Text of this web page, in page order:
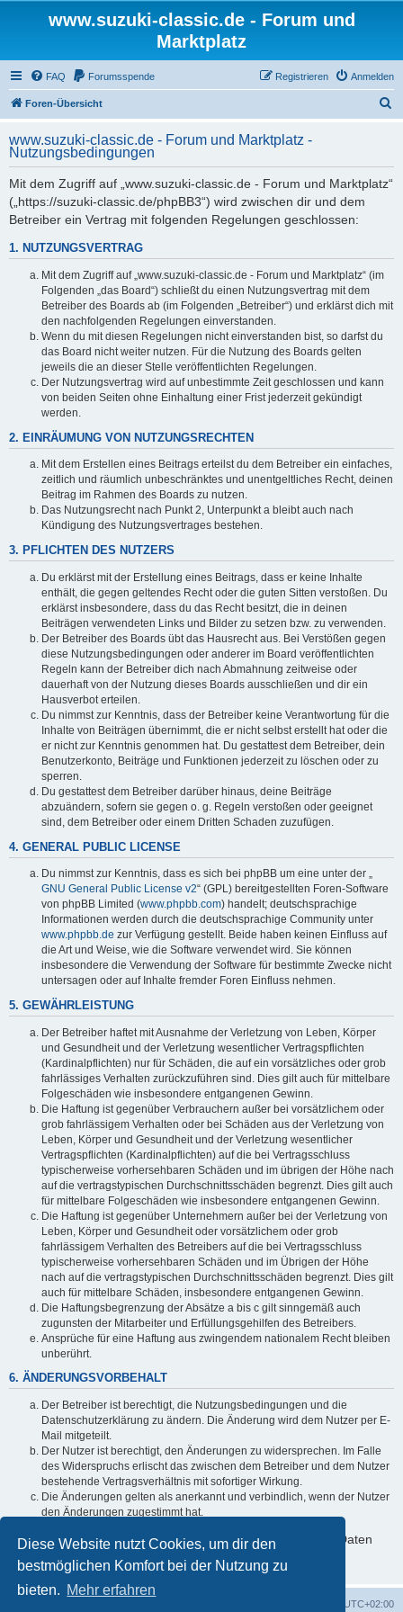
Diese Website nutzt Cookies, um dir den
bestmöglichen Komfort bei der Nutzung zu
bieten. Mehr erfahren
www.suzuki-classic.de - Forum und
Marktplatz
FAQ Forumsspende Anmelden
Registrieren
Foren-Übersicht
h
www.suzuki-classic.de - Forum und Marktplatz -
Nutzungsbedingungen
Mit dem Zugriff auf „www.suzuki-classic.de - Forum und Marktplatz“
(„https://suzuki-classic.de/phpBB3“) wird zwischen dir und dem
Betreiber ein Vertrag mit folgenden Regelungen geschlossen:
1. NUTZUNGSVERTRAG
Mit dem Zugriff auf „www.suzuki-classic.de - Forum und Marktplatz“ (im
Folgenden „das Board“) schließt du einen Nutzungsvertrag mit dem
Betreiber des Boards ab (im Folgenden „Betreiber“) und erklärst dich mit
den nachfolgenden Regelungen einverstanden.
Wenn du mit diesen Regelungen nicht einverstanden bist, so darfst du
das Board nicht weiter nutzen. Für die Nutzung des Boards gelten
jeweils die an dieser Stelle veröffentlichten Regelungen.
Der Nutzungsvertrag wird auf unbestimmte Zeit geschlossen und kann
von beiden Seiten ohne Einhaltung einer Frist jederzeit gekündigt
werden.
2. EINRÄUMUNG VON NUTZUNGSRECHTEN
Mit dem Erstellen eines Beitrags erteilst du dem Betreiber ein einfaches,
zeitlich und räumlich unbeschränktes und unentgeltliches Recht, deinen
Beitrag im Rahmen des Boards zu nutzen.
Das Nutzungsrecht nach Punkt 2, Unterpunkt a bleibt auch nach
Kündigung des Nutzungsvertrages bestehen.
3. PFLICHTEN DES NUTZERS
Du erklärst mit der Erstellung eines Beitrags, dass er keine Inhalte
enthält, die gegen geltendes Recht oder die guten Sitten verstoßen. Du
erklärst insbesondere, dass du das Recht besitzt, die in deinen
Beiträgen verwendeten Links und Bilder zu setzen bzw. zu verwenden.
Der Betreiber des Boards übt das Hausrecht aus. Bei Verstößen gegen
diese Nutzungsbedingungen oder anderer im Board veröffentlichten
Regeln kann der Betreiber dich nach Abmahnung zeitweise oder
dauerhaft von der Nutzung dieses Boards ausschließen und dir ein
Hausverbot erteilen.
Du nimmst zur Kenntnis, dass der Betreiber keine Verantwortung für die
Inhalte von Beiträgen übernimmt, die er nicht selbst erstellt hat oder die
er nicht zur Kenntnis genommen hat. Du gestattest dem Betreiber, dein
Benutzerkonto, Beiträge und Funktionen jederzeit zu löschen oder zu
sperren.
Du gestattest dem Betreiber darüber hinaus, deine Beiträge
abzuändern, sofern sie gegen o. g. Regeln verstoßen oder geeignet
sind, dem Betreiber oder einem Dritten Schaden zuzufügen.
4. GENERAL PUBLIC LICENSE
Du nimmst zur Kenntnis, dass es sich bei phpBB um eine unter der „
GNU General Public License v2“ (GPL) bereitgestellten Foren-Software
von phpBB Limited (www.phpbb.com) handelt; deutschsprachige
Informationen werden durch die deutschsprachige Community unter
www.phpbb.de zur Verfügung gestellt. Beide haben keinen Einfluss auf
die Art und Weise, wie die Software verwendet wird. Sie können
insbesondere die Verwendung der Software für bestimmte Zwecke nicht
untersagen oder auf Inhalte fremder Foren Einfluss nehmen.
5. GEWÄHRLEISTUNG
Der Betreiber haftet mit Ausnahme der Verletzung von Leben, Körper
und Gesundheit und der Verletzung wesentlicher Vertragspflichten
(Kardinalpflichten) nur für Schäden, die auf ein vorsätzliches oder grob
fahrlässiges Verhalten zurückzuführen sind. Dies gilt auch für mittelbare
Folgeschäden wie insbesondere entgangenen Gewinn.
Die Haftung ist gegenüber Verbrauchern außer bei vorsätzlichem oder
grob fahrlässigem Verhalten oder bei Schäden aus der Verletzung von
Leben, Körper und Gesundheit und der Verletzung wesentlicher
Vertragspflichten (Kardinalpflichten) auf die bei Vertragsschluss
typischerweise vorhersehbaren Schäden und im übrigen der Höhe nach
auf die vertragstypischen Durchschnittsschäden begrenzt. Dies gilt auch
für mittelbare Folgeschäden wie insbesondere entgangenen Gewinn.
Die Haftung ist gegenüber Unternehmern außer bei der Verletzung von
Leben, Körper und Gesundheit oder vorsätzlichem oder grob
fahrlässigem Verhalten des Betreibers auf die bei Vertragsschluss
typischerweise vorhersehbaren Schäden und im Übrigen der Höhe
nach auf die vertragstypischen Durchschnittsschäden begrenzt. Dies gilt
auch für mittelbare Schäden, insbesondere entgangenen Gewinn.
Die Haftungsbegrenzung der Absätze a bis c gilt sinngemäß auch
zugunsten der Mitarbeiter und Erfüllungsgehilfen des Betreibers.
Ansprüche für eine Haftung aus zwingendem nationalem Recht bleiben
unberührt.
6. ÄNDERUNGSVORBEHALT
Der Betreiber ist berechtigt, die Nutzungsbedingungen und die
Datenschutzerklärung zu ändern. Die Änderung wird dem Nutzer per E-
Mail mitgeteilt.
Der Nutzer ist berechtigt, den Änderungen zu widersprechen. Im Falle
des Widerspruchs erlischt das zwischen dem Betreiber und dem Nutzer
bestehende Vertragsverhältnis mit sofortiger Wirkung.
Die Änderungen gelten als anerkannt und verbindlich, wenn der Nutzer
den Änderungen zugestimmt hat.
Informationen über den Umgang mit deinen persönlichen Daten
sind in der Datenschutzerklärung enthalten.
UTC+02:00